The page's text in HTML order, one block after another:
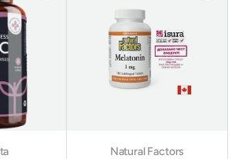
Natural Factors